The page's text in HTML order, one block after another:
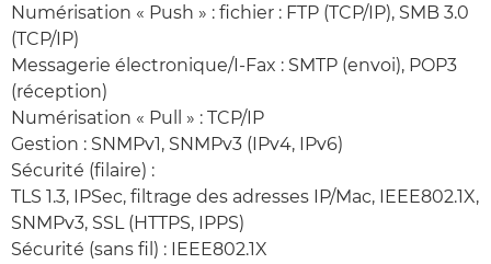
Numérisation « Push » : fichier : FTP (TCP/IP), SMB 3.0
(TCP/IP)
Messagerie électronique/I-Fax : SMTP (envoi), POP3
(réception)
Numérisation « Pull » : TCP/IP
Gestion : SNMPv1, SNMPv3 (IPv4, IPv6)
Sécurité (filaire) :
TLS 1.3, IPSec, filtrage des adresses IP/Mac, IEEE802.1X,
SNMPv3, SSL (HTTPS, IPPS)
Sécurité (sans fil) : IEEE802.1X